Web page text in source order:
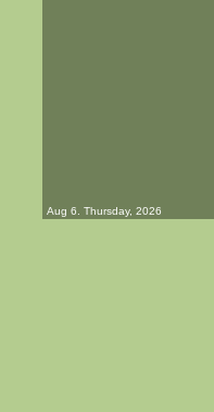
Aug 6. Thursday, 2026